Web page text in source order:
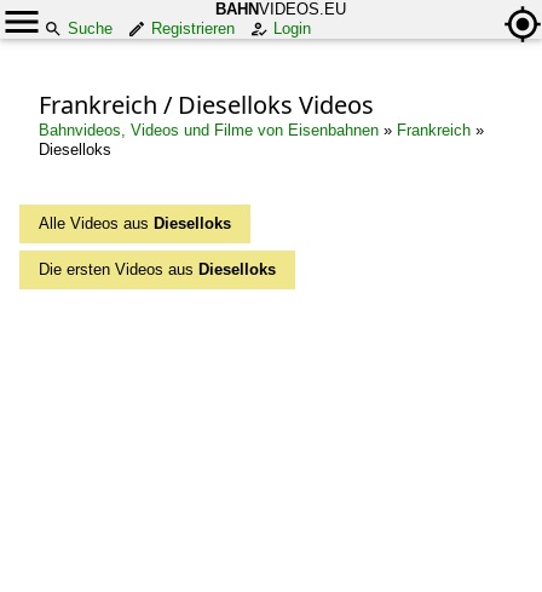
BAHNVIDEOS.EU
Suche
Registrieren Login
Frankreich / Dieselloks Videos
Bahnvideos, Videos und Filme von Eisenbahnen » Frankreich »
Dieselloks
Alle Videos aus Dieselloks
Die ersten Videos aus Dieselloks